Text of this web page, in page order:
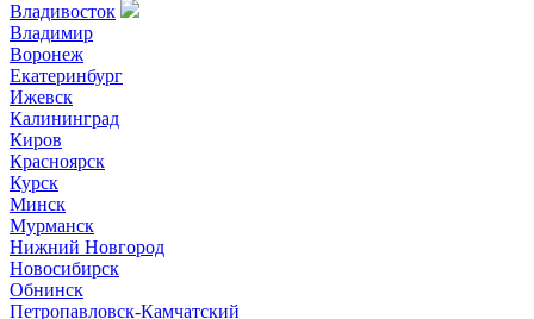
Владивосток
Владимир
Воронеж
Екатеринбург
Ижевск
Калининград
Киров
Красноярск
Курск
Минск
Мурманск
Нижний Новгород
Новосибирск
Обнинск
Петропавловск-Камчатский